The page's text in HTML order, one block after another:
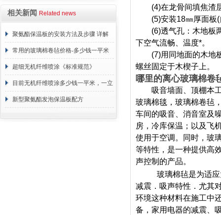
相关新闻 Related news
聚氨酯保温板的安装方法及步骤 详解
常用的玻璃棉卷毡价格-多少钱一平米
超细无机纤维喷涂《标准规范》
目前无机纤维喷涂多少钱一平米，一立
方 价格计算
新型聚氨酯发泡保温板配方
(4)在龙骨间填焦渣
(5)安装18㎜厚面板(
(6)透气孔：木地板两
下空气流畅、温度*。
(7)用同地面的木地板
螺丝固定于木楔子上。
哪里的离心玻璃棉卷
吸音墙面、顶棚本工
玻璃棉毯，玻璃棉卷毡
车间的吸音、消音室及
房，冷库保温；以及飞
使用于空调。同时，玻
等特性，是一种提供高
声控制的产品。
玻璃棉毡是为适应
减震．吸声特性．尤其
环境这种材料在施工中
备，家用电器的减震、